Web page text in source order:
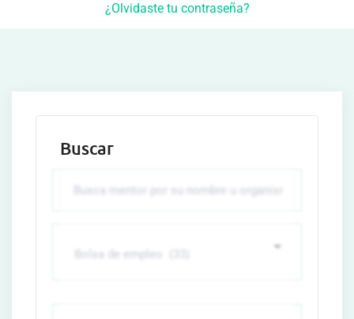
¿Olvidaste tu contraseña?
Buscar